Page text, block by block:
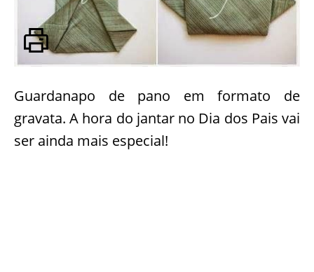
Guardanapo de pano em formato de
gravata. A hora do jantar no Dia dos Pais vai
ser ainda mais especial!